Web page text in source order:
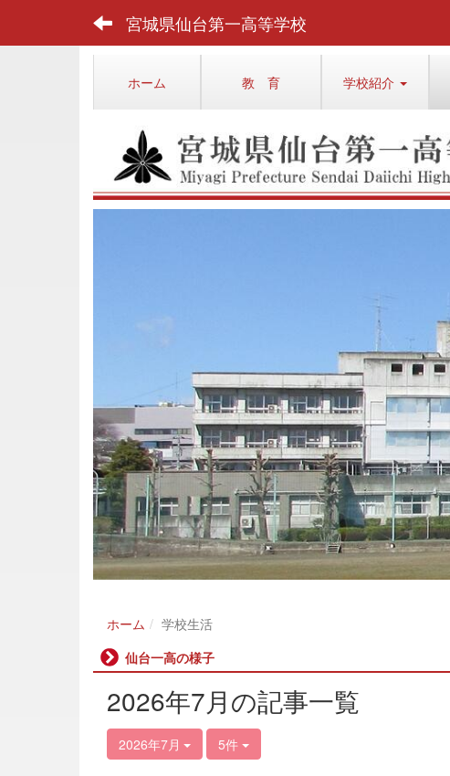
宮城県仙台第一高等学校
ホーム 教 育 学校紹介
ホーム
学校生活
仙台一高の様子
2026年7月の記事一覧
2026年7月 5件